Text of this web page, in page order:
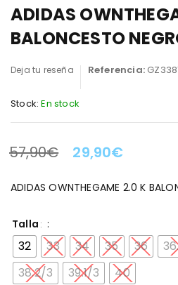
ADIDAS
BALONCESTO
Deja tu reseña Referencia:
Stock: En stock
LA OFERTA TERMINA EN:
57,90€ 29,90€
ADIDAS OWNTHEGAME 2.0 K
Talla
32 33 34 35 36
38.2/3
39.1/3 40